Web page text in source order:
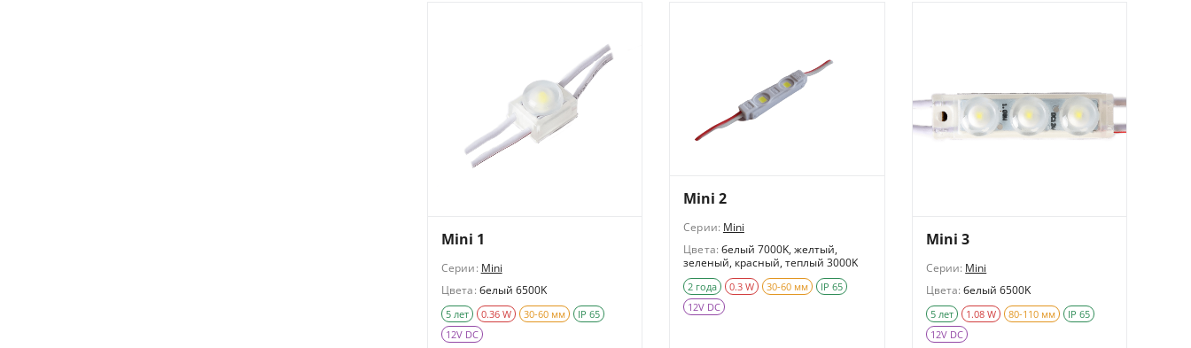
Mini 1
Серии: Mini
Цвета: белый 6500K
5 лет 0.36 W 30-60 мм
IP 65
12V DC
Mini 2
Серии: Mini
Цвета: белый 7000K, желтый,
зеленый, красный, теплый 3000K
2 года 0.3 W 30-60 мм
IP 65
12V DC
Mini 3
Серии: Mini
Цвета: белый 6500K
5 лет 1.08 W 80-110 мм
IP 65
12V DC